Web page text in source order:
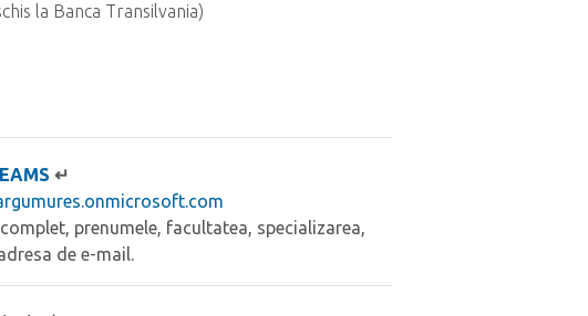
la Banca Transilvania)
↵
prenumele, facultatea, specializarea,
de e-mail.